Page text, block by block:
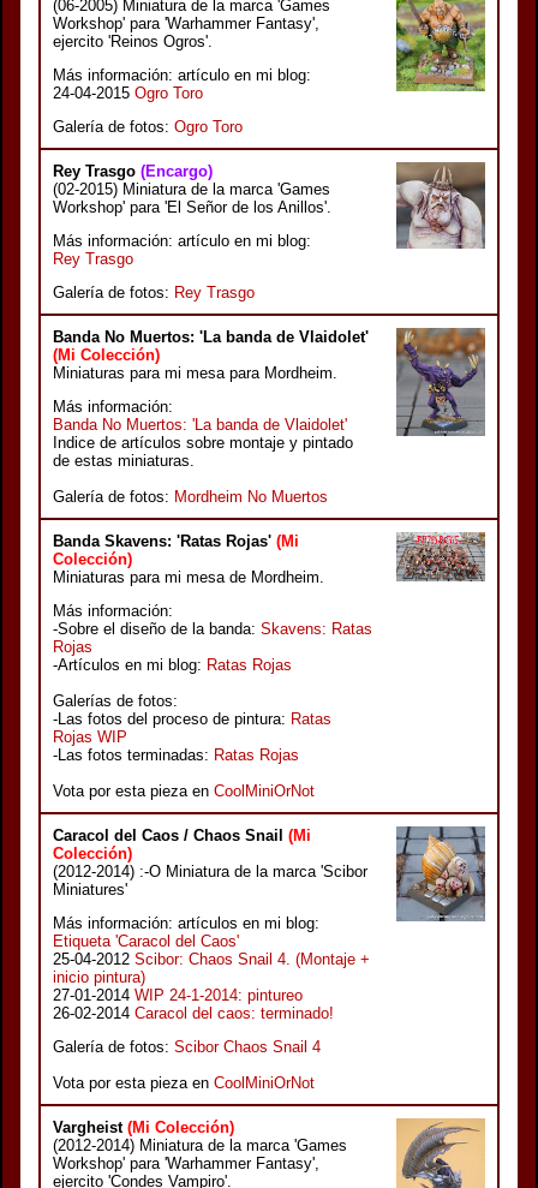
(06-2005) Miniatura de la marca 'Games
Workshop' para 'Warhammer Fantasy',
ejercito 'Reinos Ogros'.
Más información: artículo en mi blog:
24-04-2015 Ogro Toro
Galería de fotos: Ogro Toro
Rey Trasgo (Encargo)
(02-2015) Miniatura de la marca 'Games
Workshop' para 'El Señor de los Anillos'.
Más información: artículo en mi blog:
Rey Trasgo
Galería de fotos: Rey Trasgo
Banda No Muertos: 'La banda de Vlaidolet'
(Mi Colección)
Miniaturas para mi mesa para Mordheim.
Más información:
Banda No Muertos: 'La banda de Vlaidolet'
Indice de artículos sobre montaje y pintado
de estas miniaturas.
Galería de fotos: Mordheim No Muertos
Banda Skavens: 'Ratas Rojas' (Mi
Colección)
Miniaturas para mi mesa de Mordheim.
Más información:
-Sobre el diseño de la banda: Skavens: Ratas
Rojas
-Artículos en mi blog: Ratas Rojas
Galerías de fotos:
-Las fotos del proceso de pintura: Ratas
Rojas WIP
-Las fotos terminadas: Ratas Rojas
Vota por esta pieza en CoolMiniOrNot
Caracol del Caos / Chaos Snail (Mi
Colección)
(2012-2014) :-O Miniatura de la marca 'Scibor
Miniatures'
Más información: artículos en mi blog:
Etiqueta 'Caracol del Caos'
25-04-2012 Scibor: Chaos Snail 4. (Montaje +
inicio pintura)
27-01-2014 WIP 24-1-2014: pintureo
26-02-2014 Caracol del caos: terminado!
Galería de fotos: Scibor Chaos Snail 4
Vota por esta pieza en CoolMiniOrNot
Vargheist (Mi Colección)
(2012-2014) Miniatura de la marca 'Games
Workshop' para 'Warhammer Fantasy',
ejercito 'Condes Vampiro'.